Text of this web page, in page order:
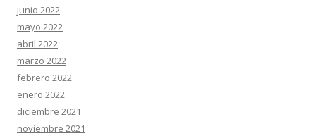
junio 2022
mayo 2022
abril 2022
marzo 2022
febrero 2022
enero 2022
diciembre 2021
noviembre 2021